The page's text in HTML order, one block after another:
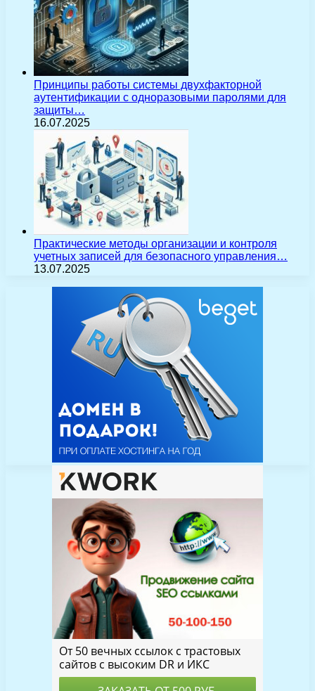
Принципы работы системы двухфакторной
аутентификации с одноразовыми паролями для
защиты…
16.07.2025
Практические методы организации и контроля
учетных записей для безопасного управления…
13.07.2025